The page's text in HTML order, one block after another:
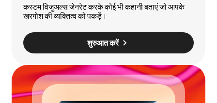
कस्टम विजुअल्स जेनरेट करके कोई भी कहानी बताएं जो आपके
खरगोश की व्यक्तित्व को पकड़ें।
शुरुआत करें